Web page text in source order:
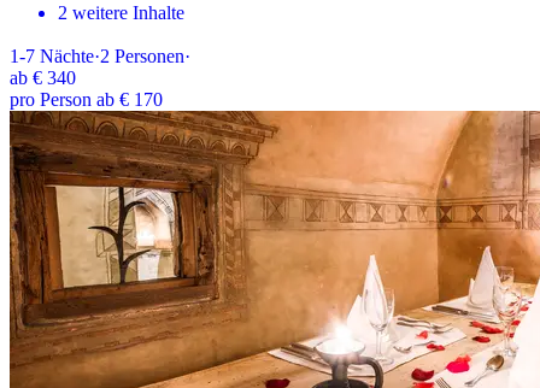
2 weitere Inhalte
1-7 Nächte·2 Personen·
ab € 340
pro Person ab € 170